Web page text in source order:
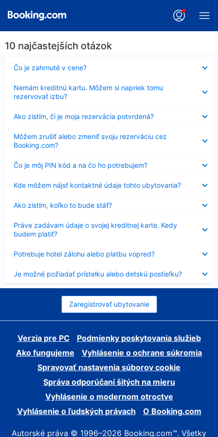
10 najčastejších otázok
Čo je zahrnuté v cene?
Nezobrazuje
sa
Nemám kreditnú kartu. Môžem si napriek tomu
rezervovať izbu?
sa
Ako zistím, či je moja rezervácia potvrdená?
sa
Môžem zrušiť alebo zmeniť svoju rezerváciu cez
Booking.com?
sa
Čo je môj PIN kód a na čo ho potrebujem?
Nezobrazuje
sa
Kde môžem nájsť kontaktné údaje tohto ubytovania?
sa
Ako zistím, koľko to bude stáť?
sa
Práve zadávam údaje o svojej kreditnej karte. Kedy
budem platiť?
sa
Potrebuje hotel zálohu alebo platbu vopred?
sa
Je možné požiadať prístelku alebo detskú postieľku?
sa
Zaregistrovať ubytovanie
Verzia pre PC
Podmienky poskytovania služieb
Ako fungujeme
Vyhlásenie o ochrane súkromia
Spravovať nastavenia súborov cookie
Správa odporúčaní šitých na mieru
Vyhlásenie o modernom otroctve
Vyhlásenie o ľudských právach
O Booking.com
Autorské práva © 1996–2026 Booking.com™. Všetky